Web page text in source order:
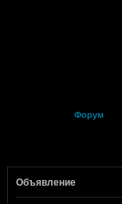
Форум
Объявление